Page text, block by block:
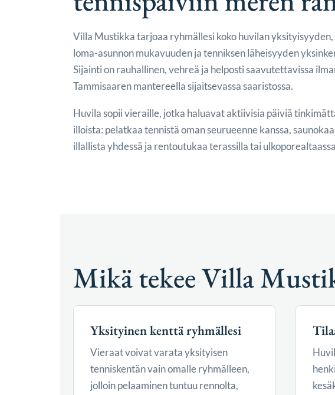
Villa Mustikka tarjoaa ryhmällesi koko huvilan
loma-asunnon mukavuuden ja tenniksen läheisyyden
Sijainti on rauhallinen, vehreä ja helposti saavutettavissa
Tammisaaren mantereella sijaitsevassa saaristossa.
Huvila sopii vieraille, jotka haluavat aktiivisia päiviä
illoista: pelatkaa tennistä oman seurueenne kanssa,
illallista yhdessä ja rentoutukaa terassilla tai
Mikä tekee Villa
Yksityinen kenttä ryhmällesi
Vieraat voivat varata yksityisen
tenniskentän vain omalle ryhmälleen,
jolloin pelaaminen tuntuu rennolta,